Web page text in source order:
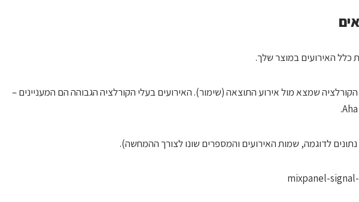
האירועים במוצר שלך.
שמצא מול אירוע התוצאה (שימור). האירועים בעלי הקורלציה הגבוהה הם המעניינים –
לדוגמה, שמות האירועים והמספרים שונו לצורך ההמחשה).